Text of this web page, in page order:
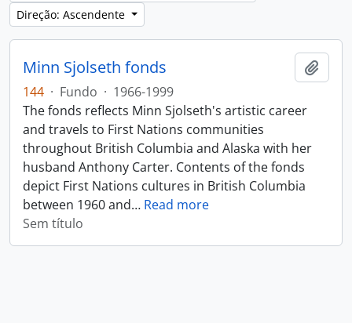
Direção: Ascendente
Minn Sjolseth fonds
144 · Fundo · 1966-1999
The fonds reflects Minn Sjolseth's artistic career
and travels to First Nations communities
throughout British Columbia and Alaska with her
husband Anthony Carter. Contents of the fonds
depict First Nations cultures in British Columbia
between 1960 and… Read more
Sem título